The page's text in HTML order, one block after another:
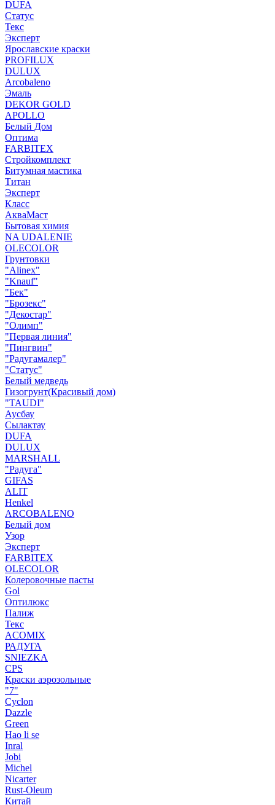
DUFA
Статус
Текс
Эксперт
Ярославские краски
PROFILUX
DULUX
Arcobaleno
Эмаль
DEKOR GOLD
APOLLO
Белый Дом
Оптима
FARBITEX
Стройкомплект
Битумная мастика
Титан
Эксперт
Класс
АкваМаст
Бытовая химия
NA UDALENIE
OLECOLOR
Грунтовки
"Alinex"
"Knauf"
"Бек"
"Брозекс"
"Декостар"
"Олимп"
"Первая линия"
"Пингвин"
"Радугамалер"
"Статус"
Белый медведь
Гизогрунт(Красивый дом)
"TAUDI"
Аусбау
Сылактау
DUFA
DULUX
MARSHALL
"Радуга"
GIFAS
ALIT
Henkel
ARCOBALENO
Белый дом
Узор
Эксперт
FARBITEX
OLECOLOR
Колеровочные пасты
Gol
Оптилюкс
Палиж
Текс
ACOMIX
РАДУГА
SNIEZKA
CPS
Краски аэрозольные
"7"
Cyclon
Dazzle
Green
Hao li se
Inral
Jobi
Michel
Nicarter
Rust-Oleum
Китай